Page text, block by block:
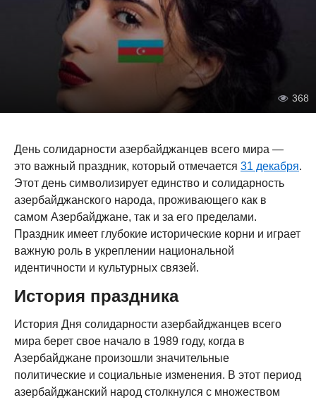
368
День солидарности азербайджанцев всего мира —
это важный праздник, который отмечается 31 декабря.
Этот день символизирует единство и солидарность
азербайджанского народа, проживающего как в
самом Азербайджане, так и за его пределами.
Праздник имеет глубокие исторические корни и играет
важную роль в укреплении национальной
идентичности и культурных связей.
История праздника
История Дня солидарности азербайджанцев всего
мира берет свое начало в 1989 году, когда в
Азербайджане произошли значительные
политические и социальные изменения. В этот период
азербайджанский народ столкнулся с множеством